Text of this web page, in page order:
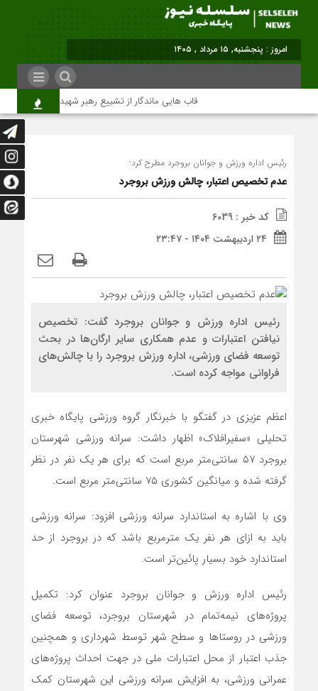
برابر با : Thursday - 6 August - 2026
قاب هایی ماندگار از تشییع رهبر شهید در تهران
رئیس اداره ورزش و جوانان بروجرد مطرح کرد:
عدم تخصیص اعتبار، چالش ورزش بروجرد
کد خبر : 6039
۲۴ اردیبهشت ۱۴۰۴ - ۲۳:۴۷
رئیس اداره ورزش و جوانان بروجرد گفت: تخصیص
نیافتن اعتبارات و عدم همکاری سایر ارگان‌ها در بحث
توسعه فضای ورزشی، اداره ورزش بروجرد را با چالش‌های
فراوانی مواجه کرده است.
اعظم عزیزی در گفتگو با خبرنگار گروه ورزشی پایگاه خبری
تحلیلی «سفیرافلاک» اظهار داشت: سرانه ورزشی شهرستان
بروجرد ۵۷ سانتی‌متر مربع است که برای هر یک نفر در نظر
گرفته شده و میانگین کشوری ۷۵ سانتی‌متر مربع است.
وی با اشاره به استاندارد سرانه ورزشی افزود: سرانه ورزشی
باید به ازای هر نفر یک مترمربع باشد که در بروجرد از حد
استاندارد خود بسیار پائین‌تر است.
رئیس اداره ورزش و جوانان بروجرد عنوان کرد: تکمیل
پروژه‌های نیمه‌تمام در شهرستان بروجرد، توسعه فضای
ورزشی در روستاها و سطح شهر توسط شهرداری و همچنین
جذب اعتبار از محل اعتبارات ملی در جهت احداث پروژه‌های
عمرانی ورزشی، به افزایش سرانه ورزشی این شهرستان کمک